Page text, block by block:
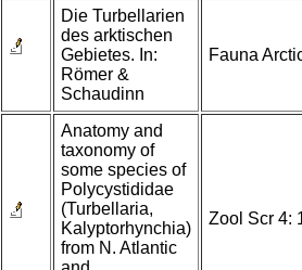
Die Turbellarien
des arktischen
Gebietes. In:
Römer &
Schaudinn
Fauna
Anatomy and
taxonomy of
some species of
Polycystididae
(Turbellaria,
Kalyptorhynchia)
from N. Atlantic
Zool Scr 4: